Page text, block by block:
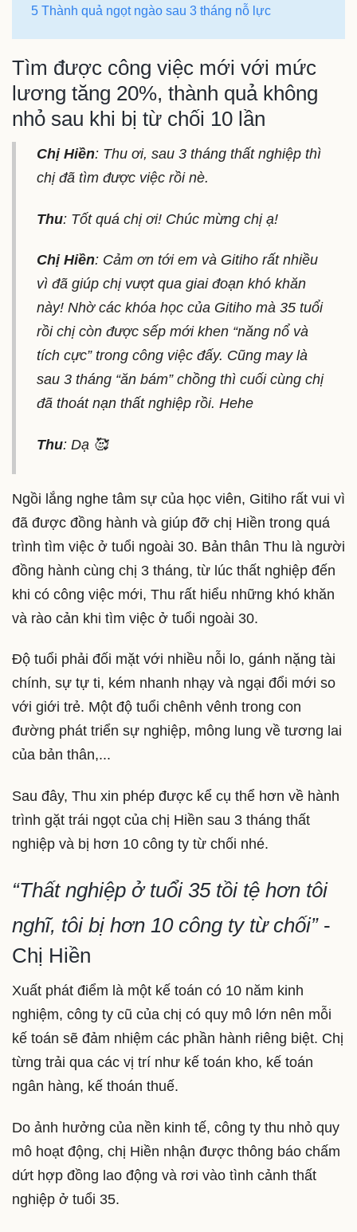
5 Thành quả ngọt ngào sau 3 tháng nỗ lực
Tìm được công việc mới với mức
lương tăng 20%, thành quả không
nhỏ sau khi bị từ chối 10 lần
Chị Hiền: Thu ơi, sau 3 tháng thất nghiệp thì
chị đã tìm được việc rồi nè.
Thu: Tốt quá chị ơi! Chúc mừng chị ạ!
Chị Hiền: Cảm ơn tới em và Gitiho rất nhiều
vì đã giúp chị vượt qua giai đoạn khó khăn
này! Nhờ các khóa học của Gitiho mà 35 tuổi
rồi chị còn được sếp mới khen “năng nổ và
tích cực” trong công việc đấy. Cũng may là
sau 3 tháng “ăn bám” chồng thì cuối cùng chị
đã thoát nạn thất nghiệp rồi. Hehe
Thu: Dạ 🥰
Ngồi lắng nghe tâm sự của học viên, Gitiho rất vui vì
đã được đồng hành và giúp đỡ chị Hiền trong quá
trình tìm việc ở tuổi ngoài 30. Bản thân Thu là người
đồng hành cùng chị 3 tháng, từ lúc thất nghiệp đến
khi có công việc mới, Thu rất hiểu những khó khăn
và rào cản khi tìm việc ở tuổi ngoài 30.
Độ tuổi phải đối mặt với nhiều nỗi lo, gánh nặng tài
chính, sự tự ti, kém nhanh nhạy và ngại đổi mới so
với giới trẻ. Một độ tuổi chênh vênh trong con
đường phát triển sự nghiệp, mông lung về tương lai
của bản thân,...
Sau đây, Thu xin phép được kể cụ thể hơn về hành
trình gặt trái ngọt của chị Hiền sau 3 tháng thất
nghiệp và bị hơn 10 công ty từ chối nhé.
“Thất nghiệp ở tuổi 35 tồi tệ hơn tôi
nghĩ, tôi bị hơn 10 công ty từ chối”-
Chị Hiền
Xuất phát điểm là một kế toán có 10 năm kinh
nghiệm, công ty cũ của chị có quy mô lớn nên mỗi
kế toán sẽ đảm nhiệm các phần hành riêng biệt. Chị
từng trải qua các vị trí như kế toán kho, kế toán
ngân hàng, kế thoán thuế.
Do ảnh hưởng của nền kinh tế, công ty thu nhỏ quy
mô hoạt động, chị Hiền nhận được thông báo chấm
dứt hợp đồng lao động và rơi vào tình cảnh thất
nghiệp ở tuổi 35.